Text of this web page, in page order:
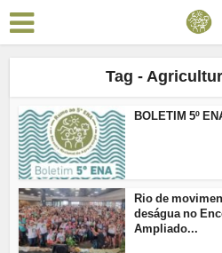
Tag -
BOLETIM 5º
Rio de
deságua no
Ampliado...